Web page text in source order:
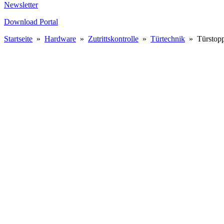
Newsletter
Download Portal
Startseite » Hardware » Zutrittskontrolle » Türtechnik »